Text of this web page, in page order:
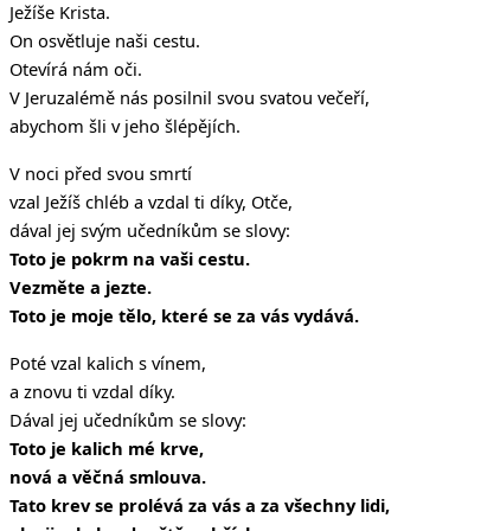
Ježíše Krista.
On osvětluje naši cestu.
Otevírá nám oči.
V Jeruzalémě nás posilnil svou svatou večeří,
abychom šli v jeho šlépějích.
V noci před svou smrtí
vzal Ježíš chléb a vzdal ti díky, Otče,
dával jej svým učedníkům se slovy:
Toto je pokrm na vaši cestu.
Vezměte a jezte.
Toto je moje tělo, které se za vás vydává.
Poté vzal kalich s vínem,
a znovu ti vzdal díky.
Dával jej učedníkům se slovy:
Toto je kalich mé krve,
nová a věčná smlouva.
Tato krev se prolévá za vás a za všechny lidi,